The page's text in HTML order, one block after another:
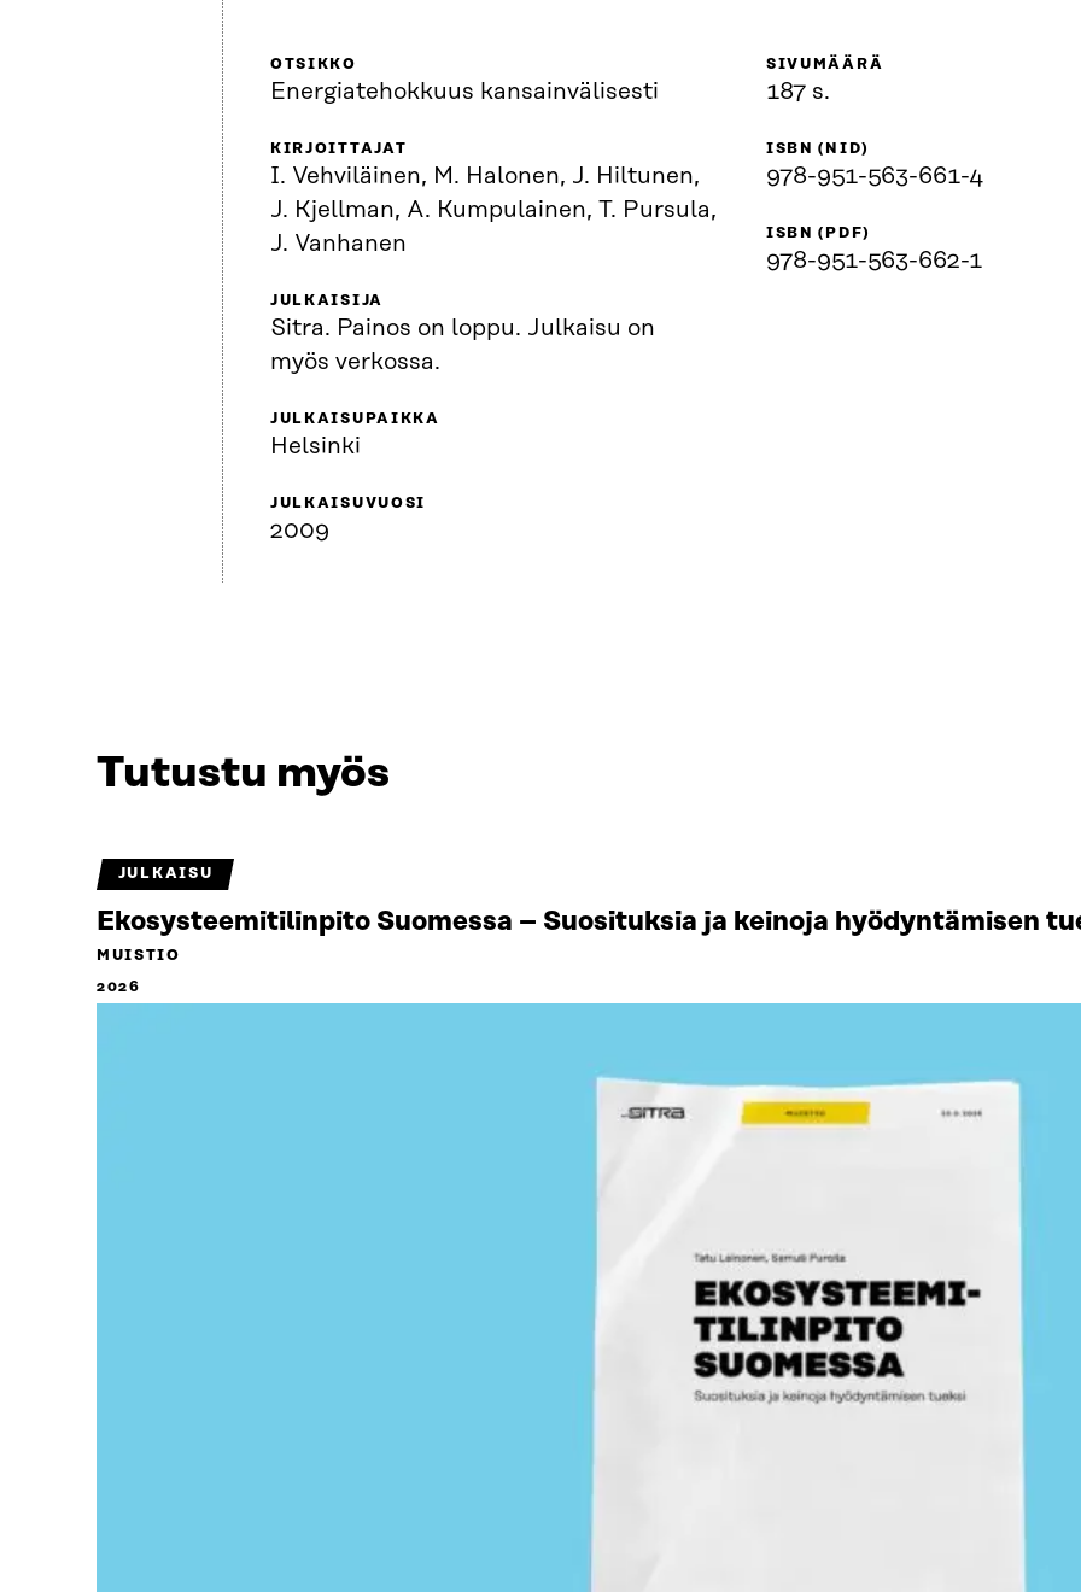
OTSIKKO
Energiatehokkuus kansainvälisesti
KIRJOITTAJAT
I. Vehviläinen, M. Halonen, J. Hiltunen,
J. Kjellman, A. Kumpulainen, T. Pursula,
J. Vanhanen
JULKAISIJA
Sitra. Painos on loppu. Julkaisu on
myös verkossa.
JULKAISUPAIKKA
Helsinki
JULKAISUVUOSI
2009
SIVUMÄÄRÄ
187 s.
ISBN (NID)
978-951-563-661-4
ISBN (PDF)
978-951-563-662-1
Tutustu myös
JULKAISU
Ekosysteemitilinpito Suomessa – Suosituksia ja keinoja hyödyntämisen
MUISTIO
2026